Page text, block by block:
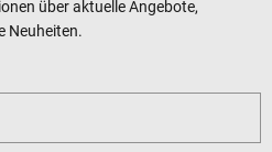
über aktuelle Angebote,
Neuheiten.